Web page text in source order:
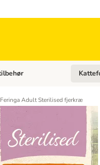
menu: Hundefoder Åben
Feringa Adult Sterilised fjerkræ